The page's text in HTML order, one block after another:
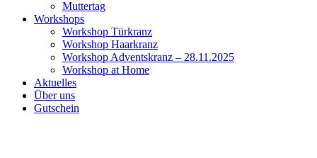
Muttertag
Workshops
Workshop Türkranz
Workshop Haarkranz
Workshop Adventskranz – 28.11.2025
Workshop at Home
Aktuelles
Über uns
Gutschein